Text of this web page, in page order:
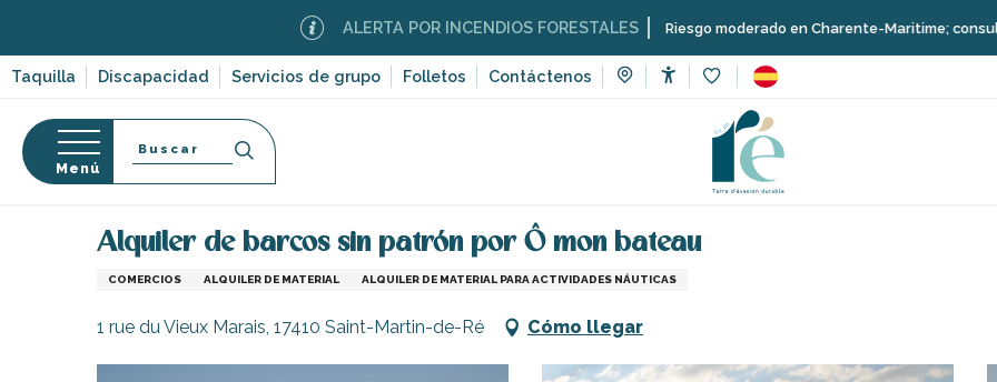
contenu
principal
Taquilla Discapacidad Servicios de grupo Folletos Contáctenos
ALERTA POR INCENDIOS FORESTALES Riesgo moderado en Charente-Maritime; consulta aquí las
Menú
Buscar
Página Web Alquiler de barcos sin patrón por Ô mon bateau
Alquiler de barcos sin patrón por Ô mon bateau
COMERCIOS ALQUILER DE MATERIAL ALQUILER DE MATERIAL PARA ACTIVIDADES NÁUTICAS
1 rue du Vieux Marais, 17410 Saint-Martin-de-Ré Cómo llegar